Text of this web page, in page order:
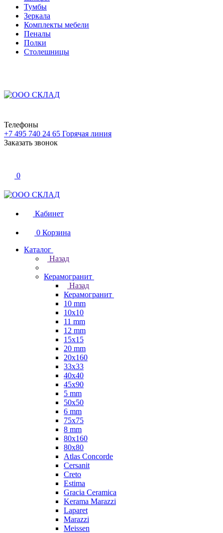
Тумбы
Зеркала
Комплекты мебели
Пеналы
Полки
Столешницы
Телефоны
+7 495 740 24 65 Горячая линия
Заказать звонок
0
Кабинет
0 Корзина
Каталог
Назад
Керамогранит
Назад
Керамогранит
10 mm
10x10
11 mm
12 mm
15x15
20 mm
20х160
33x33
40х40
45x90
5 mm
50x50
6 mm
75х75
8 mm
80x160
80x80
Atlas Concorde
Cersanit
Creto
Estima
Gracia Ceramica
Kerama Marazzi
Laparet
Marazzi
Meissen